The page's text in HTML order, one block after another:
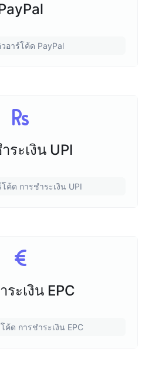
อาร์โค้ด PayPal
ระเงิน UPI
ค้ด การชำระเงิน UPI
ระเงิน EPC
ค้ด การชำระเงิน EPC